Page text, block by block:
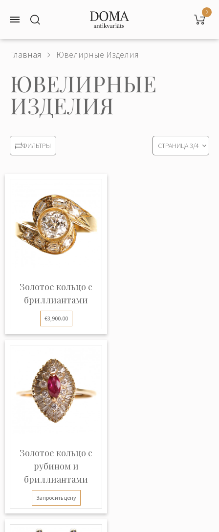
0
Главная Ювелирные Изделия
ЮВЕЛИРНЫЕ
ИЗДЕЛИЯ
СТРАНИЦА3/4
Золотое кольцо с
бриллиантами
€3,900.00
Золотое кольцо с
рубином и
бриллиантами
Запросить цену